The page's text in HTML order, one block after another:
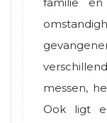
messen,
Ook ligt